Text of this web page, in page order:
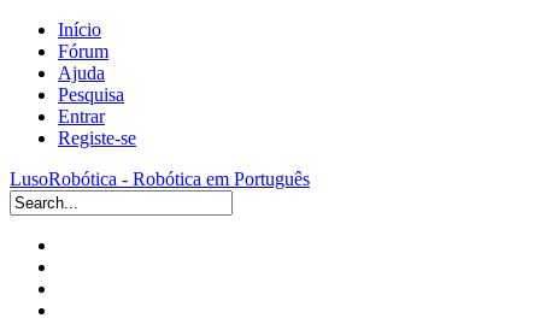
Início
Fórum
Ajuda
Pesquisa
Entrar
Registe-se
LusoRobótica - Robótica em Português